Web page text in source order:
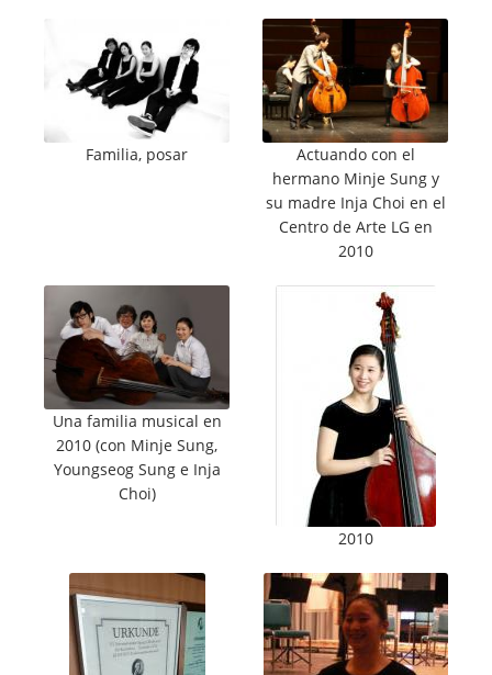
Familia, posar
Actuando con el
hermano Minje Sung y
su madre Inja Choi en el
Centro de Arte LG en
2010
Una familia musical en
2010 (con Minje Sung,
Youngseog Sung e Inja
Choi)
2010